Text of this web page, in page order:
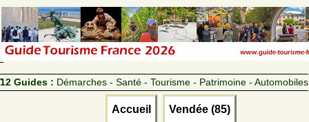
12 Guides : Démarches - Santé - Tourisme - Patrimoine - Automobiles
Accueil Vendée (85)